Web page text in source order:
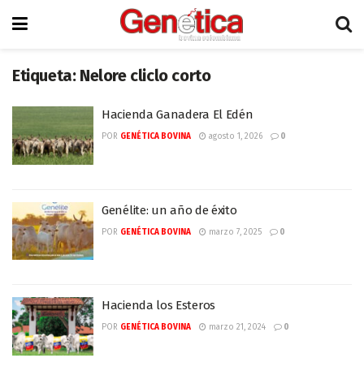
Etiqueta: Nelore cliclo corto
Hacienda Ganadera El Edén
POR GENÉTICA BOVINA agosto 1, 2026 0
Genélite: un año de éxito
POR GENÉTICA BOVINA marzo 7, 2025 0
Hacienda los Esteros
POR GENÉTICA BOVINA marzo 21, 2024 0